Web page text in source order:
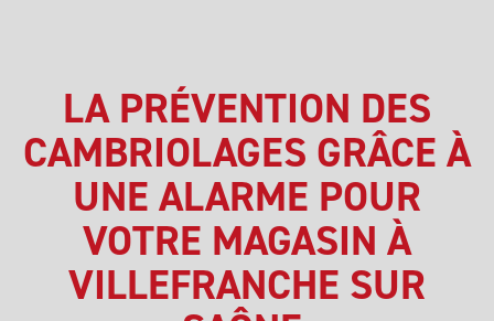
LA PRÉVENTION DES
CAMBRIOLAGES GRÂCE À
UNE ALARME POUR
VOTRE MAGASIN À
VILLEFRANCHE SUR